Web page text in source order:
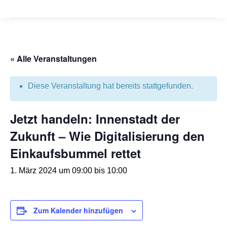
« Alle Veranstaltungen
Diese Veranstaltung hat bereits stattgefunden.
Jetzt handeln: Innenstadt der
Zukunft – Wie Digitalisierung den
Einkaufsbummel rettet
1. März 2024 um 09:00 bis 10:00
Zum Kalender hinzufügen